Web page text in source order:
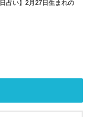
日占い】2月27日生まれの